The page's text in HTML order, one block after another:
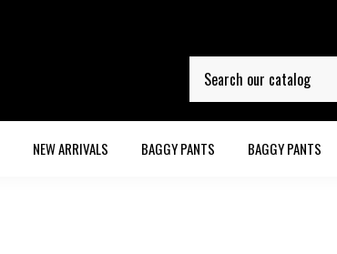
NEW ARRIVALS BAGGY PANTS BAGGY PANTS